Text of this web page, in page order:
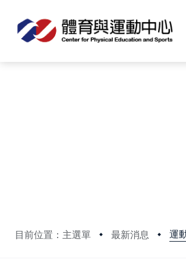
目前位置：主選單 最新消息 運